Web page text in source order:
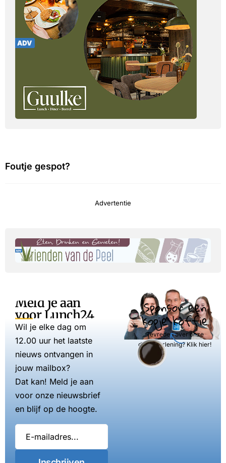
Foutje gespot?
Advertentie
Meld je aan
voor Lunch24
Wil je elke dag om
12.00 uur het laatste
nieuws ontvangen in
jouw mailbox?
Dat kan! Meld je aan
voor onze nieuwsbrief
en blijf op de hoogte.
Sponsor een
kopje koffie
Tevreden over onze
dienstverlening? Klik hier!